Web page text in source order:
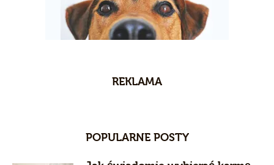
REKLAMA
POPULARNE POSTY